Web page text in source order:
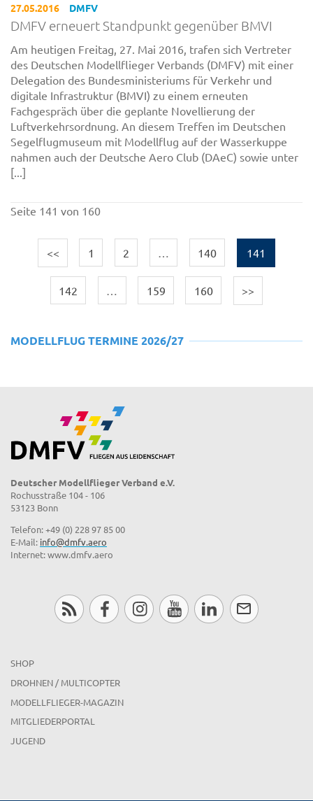
27.05.2016 DMFV
DMFV erneuert Standpunkt gegenüber BMVI
Am heutigen Freitag, 27. Mai 2016, trafen sich Vertreter
des Deutschen Modellflieger Verbands (DMFV) mit einer
Delegation des Bundesministeriums für Verkehr und
digitale Infrastruktur (BMVI) zu einem erneuten
Fachgespräch über die geplante Novellierung der
Luftverkehrsordnung. An diesem Treffen im Deutschen
Segelflugmuseum mit Modellflug auf der Wasserkuppe
nahmen auch der Deutsche Aero Club (DAeC) sowie unter
[...]
Seite 141 von 160
<< 1 2 … 140 141
142 … 159 160 >>
MODELLFLUG TERMINE 2026/27
Deutscher Modellflieger Verband e.V.
Rochusstraße 104 - 106
53123 Bonn
Telefon: +49 (0) 228 97 85 00
E-Mail: info@dmfv.aero
Internet: www.dmfv.aero
SHOP
DROHNEN / MULTICOPTER
MODELLFLIEGER-MAGAZIN
MITGLIEDERPORTAL
JUGEND